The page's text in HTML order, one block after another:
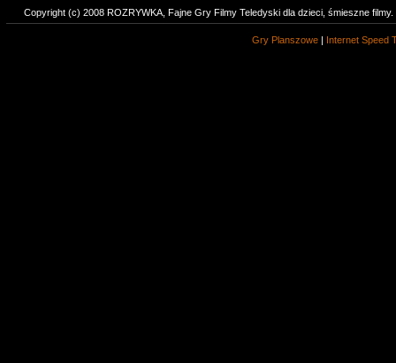
Copyright (c) 2008 ROZRYWKA, Fajne Gry Filmy Teledyski dla dzieci, śmieszne
Gry Planszowe | Internet Speed